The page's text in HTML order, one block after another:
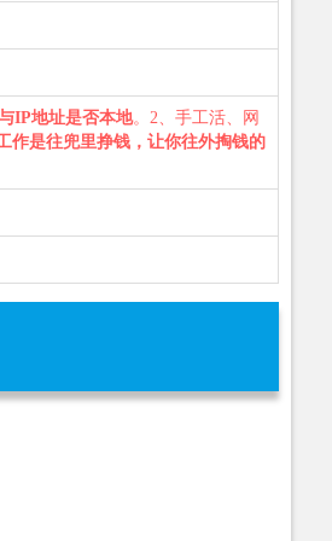
IP地址是否本地。2、手工活、网
作是往兜里挣钱，让你往外掏钱的